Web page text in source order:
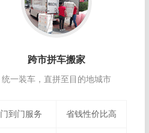
跨市拼车搬家
统一装车，直拼至目的地城市
门到门服务 省钱性价比高